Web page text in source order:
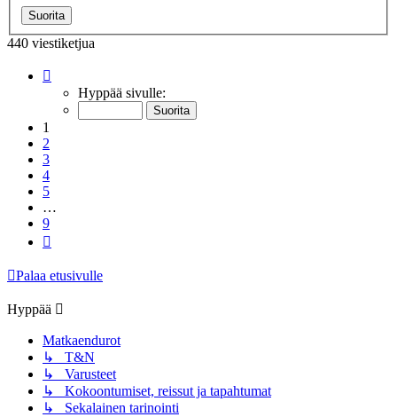
440 viestiketjua
9 Hyppää sivulle:
1
2
3
4
5
…
9
Palaa etusivulle
Hyppää
Matkaendurot
↳ T&N
↳ Varusteet
↳ Kokoontumiset, reissut ja tapahtumat
↳ Sekalainen tarinointi